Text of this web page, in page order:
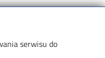
serwisu do